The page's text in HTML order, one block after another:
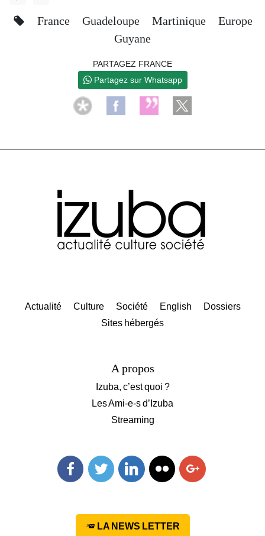
France Guadeloupe Martinique
Europe
Guyane
PARTAGEZ FRANCE
Partagez sur Whatsapp
Actualité Culture Société English
Dossiers
Sites hébergés
A propos
Izuba, c’est quoi ?
Les Ami-e-s d’Izuba
Streaming
LA NEWS LETTER